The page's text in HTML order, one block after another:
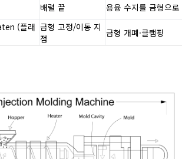
배럴 끝
용융 수지를 금형으로
(플래 금형 고정/이동 지
점
금형 개폐·클램핑